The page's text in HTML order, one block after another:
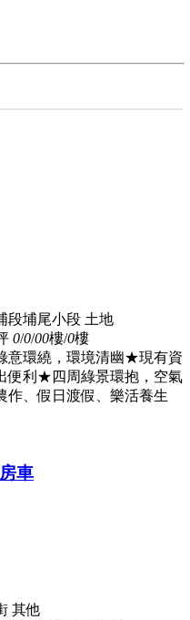
段埔尾小段 土地
0/0/00樓/0樓
意環繞，環境清幽★現有資
便利★四周綠景環抱，空氣
、假日渡假、樂活養生
車
其他